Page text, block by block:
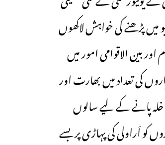
میں پڑھنے کی خواہش لاکھوں
بین الاقوامی امور میں
کی تعداد میں بھارت اور
پانے کے لیے سالوں
اَراولی کی پہاڑی پر بسے